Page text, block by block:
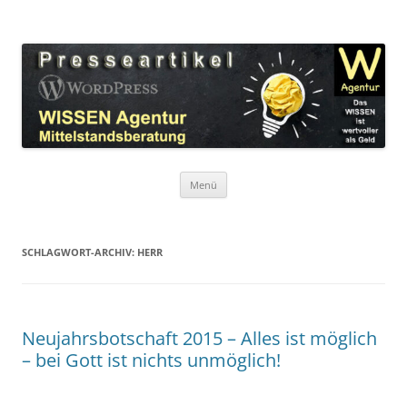
Agentur
Menü
SCHLAGWORT-ARCHIV: HERR
Neujahrsbotschaft 2015 – Alles ist möglich
– bei Gott ist nichts unmöglich!